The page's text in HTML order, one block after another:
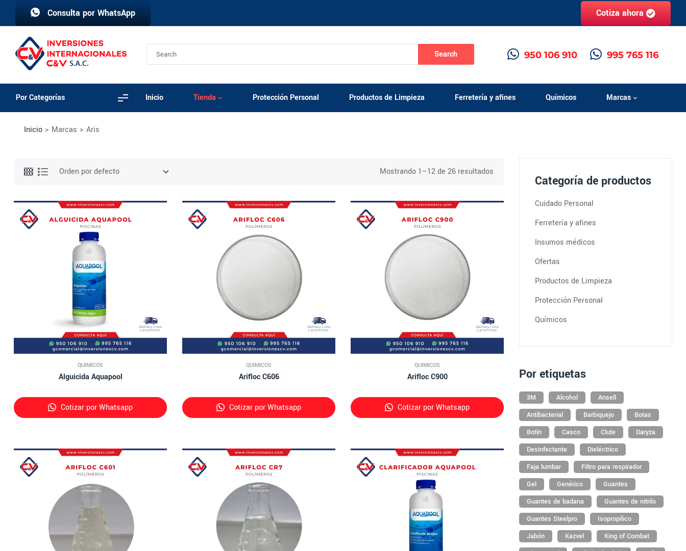
Consulta por WhatsApp Cotiza ahora
Search 950 106 910 995 765 116
Por Categorías Inicio Tienda Protección Personal Productos de Limpieza Ferretería y afines Químicos Marcas
Inicio > Marcas > Aris
Mostrando 1–12 de 26 resultados
QUÍMICOS
Alguicida Aquapool
Cotizar por Whatsapp
QUÍMICOS
Arifloc C606
Cotizar por Whatsapp
QUÍMICOS
Arifloc C900
Cotizar por Whatsapp
Categoría de productos
Cuidado Personal
Ferretería y afines
Insumos médicos
Ofertas
Productos de Limpieza
Protección Personal
Químicos
Por etiquetas
3M Alcohol
Ansell
Antibacterial
Barbiquejo
Botas
Botín
Casco Clute
Daryza
Desinfectante
Dieléctrico
Faja lumbar
Filtro para respirador
Gel
Genérico
Guantes
Guantes de badana
Guantes de nitrilo
Guantes Steelpro
Isopropílico
Jabón
Kazvel
King of Combat